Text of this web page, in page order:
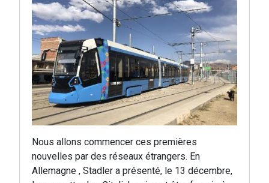
Nous allons commencer ces premières
nouvelles par des réseaux étrangers. En
Allemagne , Stadler a présenté, le 13 décembre,